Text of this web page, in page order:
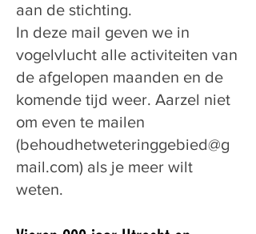
aan de stichting.
In deze mail geven we in
vogelvlucht alle activiteiten van
de afgelopen maanden en de
komende tijd weer. Aarzel niet
om even te mailen
(behoudhetweteringgebied@g
mail.com) als je meer wilt
weten.